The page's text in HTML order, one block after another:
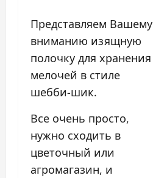
Представляем Вашему
вниманию изящную
полочку для хранения
мелочей в стиле
шебби-шик.
Все очень просто,
нужно сходить в
цветочный или
агромагазин, и